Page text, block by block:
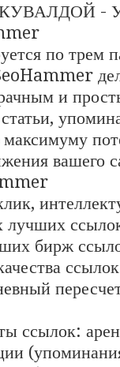
-
по трем
и
вашего
лучших
бирж
ссылок: